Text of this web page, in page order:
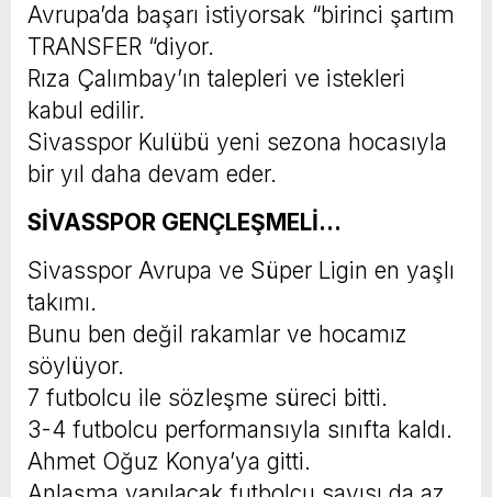
Avrupa’da başarı istiyorsak “birinci şartım
TRANSFER “diyor.
Rıza Çalımbay’ın talepleri ve istekleri
kabul edilir.
Sivasspor Kulübü yeni sezona hocasıyla
bir yıl daha devam eder.
SİVASSPOR GENÇLEŞMELİ…
Sivasspor Avrupa ve Süper Ligin en yaşlı
takımı.
Bunu ben değil rakamlar ve hocamız
söylüyor.
7 futbolcu ile sözleşme süreci bitti.
3-4 futbolcu performansıyla sınıfta kaldı.
Ahmet Oğuz Konya’ya gitti.